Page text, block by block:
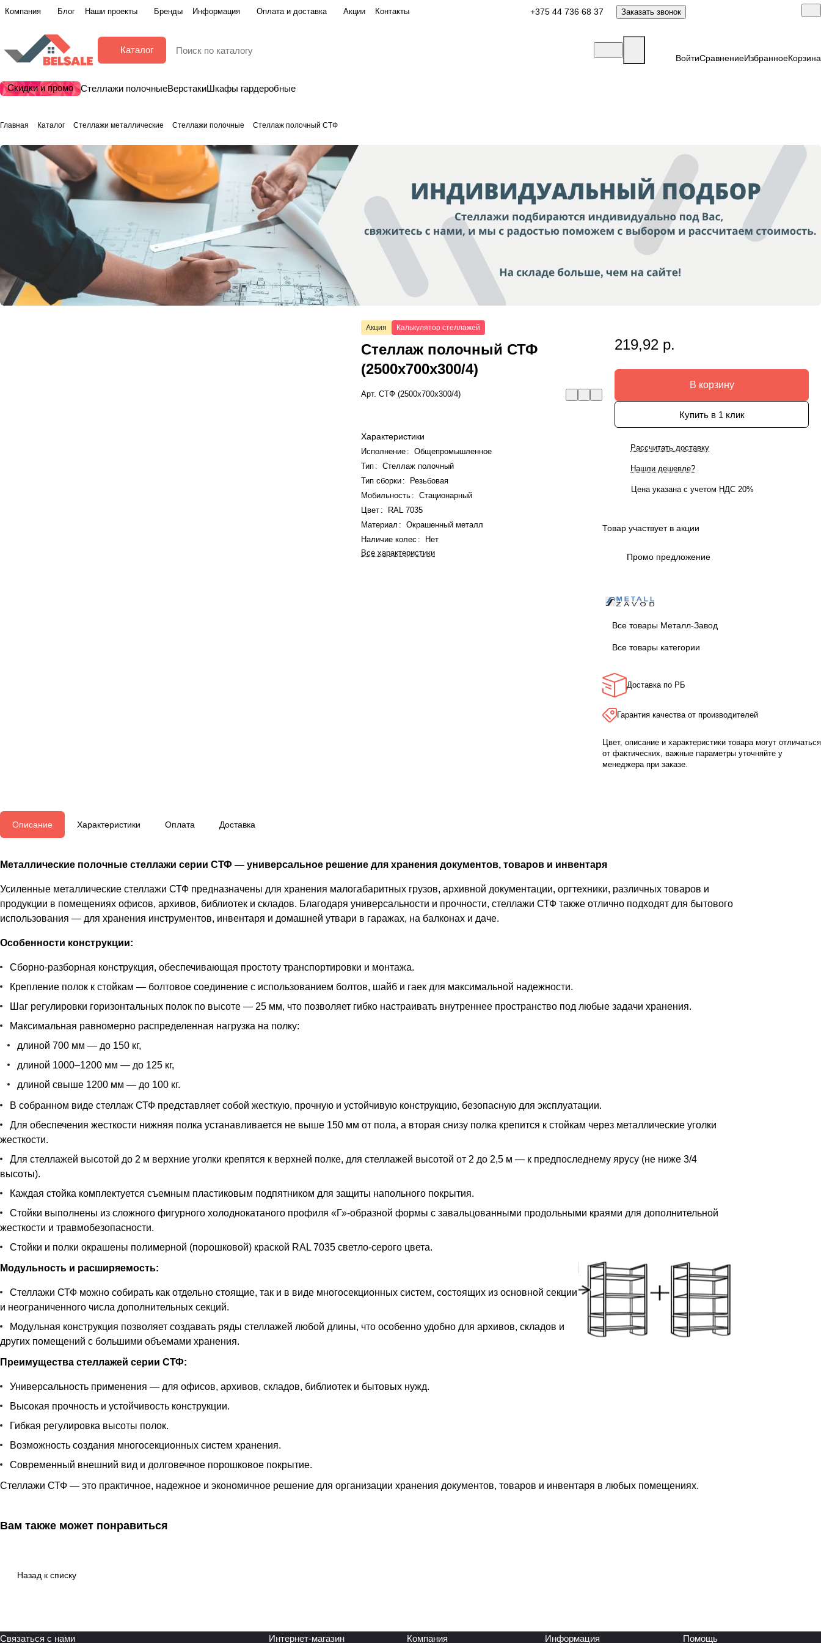
Компания Блог Наши проекты Бренды Информация Оплата и доставка Акции Контакты +375 44 736 68 37 Заказать звонок
Каталог
ВойтиСравнениеИзбранноеКорзина
Скидки и промо Стеллажи полочныеВерстакиШкафы гардеробные
Главная Каталог Стеллажи металлические Стеллажи полочные Стеллаж полочный СТФ
Акция Калькулятор стеллажей
Стеллаж полочный СТФ
(2500x700x300/4)
Арт.СТФ (2500x700x300/4)
Характеристики
Исполнение :
Общепромышленное
Тип :
Стеллаж полочный
Тип сборки:
Резьбовая
Мобильность :
Стационарный
Цвет :
RAL 7035
Материал :
Окрашенный металл
Наличие колес :
Нет
Все характеристики
219,92 р.
В корзину
Купить в 1 клик
Рассчитать доставку
Нашли дешевле?
Цена указана с учетом НДС 20%
Товар участвует в акции
Промо предложение
Все товары Металл-Завод
Все товары категории
Доставка по РБ
Гарантия качества от производителей
Цвет, описание и характеристики товара могут отличаться
от фактических, важные параметры уточняйте у
менеджера при заказе.
Описание Характеристики Оплата Доставка
Металлические полочные стеллажи серии СТФ — универсальное решение для хранения документов, товаров и инвентаря
Усиленные металлические стеллажи СТФ предназначены для хранения малогабаритных грузов, архивной документации, оргтехники, различных товаров и
продукции в помещениях офисов, архивов, библиотек и складов. Благодаря универсальности и прочности, стеллажи СТФ также отлично подходят для бытового
использования — для хранения инструментов, инвентаря и домашней утвари в гаражах, на балконах и даче.
Особенности конструкции:
Сборно-разборная конструкция, обеспечивающая простоту транспортировки и монтажа.
Крепление полок к стойкам — болтовое соединение с использованием болтов, шайб и гаек для максимальной надежности.
Шаг регулировки горизонтальных полок по высоте — 25 мм, что позволяет гибко настраивать внутреннее пространство под любые задачи хранения.
Максимальная равномерно распределенная нагрузка на полку:
длиной 700 мм — до 150 кг,
длиной 1000–1200 мм — до 125 кг,
длиной свыше 1200 мм — до 100 кг.
В собранном виде стеллаж СТФ представляет собой жесткую, прочную и устойчивую конструкцию, безопасную для эксплуатации.
Для обеспечения жесткости нижняя полка устанавливается не выше 150 мм от пола, а вторая снизу полка крепится к стойкам через металлические уголки
жесткости.
Для стеллажей высотой до 2 м верхние уголки крепятся к верхней полке, для стеллажей высотой от 2 до 2,5 м — к предпоследнему ярусу (не ниже 3/4
высоты).
Каждая стойка комплектуется съемным пластиковым подпятником для защиты напольного покрытия.
Стойки выполнены из сложного фигурного холоднокатаного профиля «Г»-образной формы с завальцованными продольными краями для дополнительной
жесткости и травмобезопасности.
Стойки и полки окрашены полимерной (порошковой) краской RAL 7035 светло-серого цвета.
Модульность и расширяемость:
Стеллажи СТФ можно собирать как отдельно стоящие, так и в виде многосекционных систем, состоящих из основной секции
и неограниченного числа дополнительных секций.
Модульная конструкция позволяет создавать ряды стеллажей любой длины, что особенно удобно для архивов, складов и
других помещений с большими объемами хранения.
Преимущества стеллажей серии СТФ:
Универсальность применения — для офисов, архивов, складов, библиотек и бытовых нужд.
Высокая прочность и устойчивость конструкции.
Гибкая регулировка высоты полок.
Возможность создания многосекционных систем хранения.
Современный внешний вид и долговечное порошковое покрытие.
Стеллажи СТФ — это практичное, надежное и экономичное решение для организации хранения документов, товаров и инвентаря в любых помещениях.
Вам также может понравиться
Назад к списку
Связаться с нами Интернет-магазин Компания Информация Помощь